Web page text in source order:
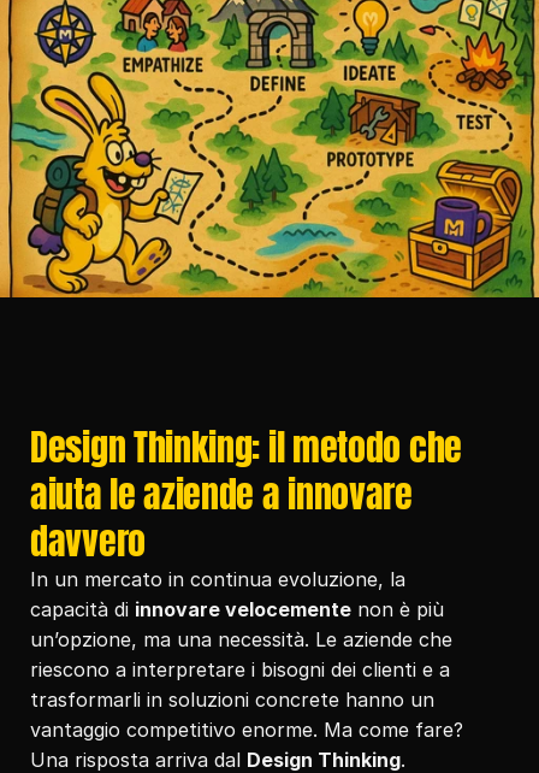
Design Thinking: il metodo che
aiuta le aziende a innovare
davvero
In un mercato in continua evoluzione, la
capacità di innovare velocemente non è più
un’opzione, ma una necessità. Le aziende che
riescono a interpretare i bisogni dei clienti e a
trasformarli in soluzioni concrete hanno un
vantaggio competitivo enorme. Ma come fare?
Una risposta arriva dal Design Thinking.